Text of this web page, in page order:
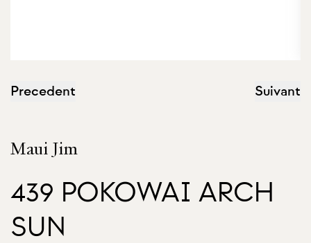
Precedent Suivant
Maui Jim
439 POKOWAI ARCH
SUN